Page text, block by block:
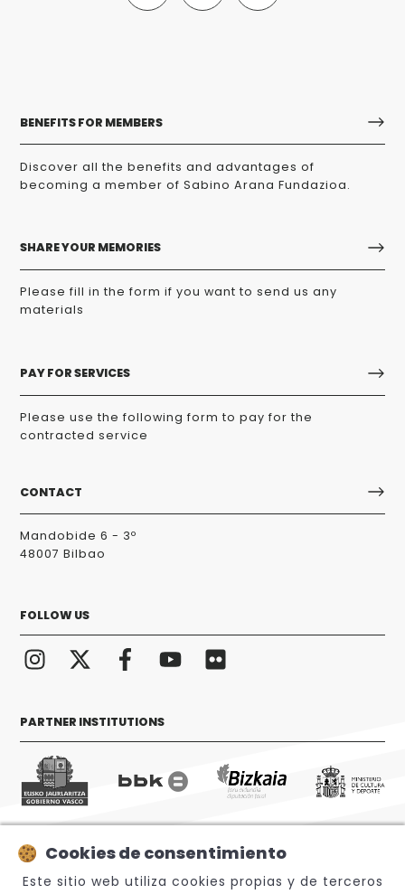
BENEFITS FOR MEMBERS
Discover all the benefits and advantages of
becoming a member of Sabino Arana Fundazioa.
SHARE YOUR MEMORIES
Please fill in the form if you want to send us any
materials
PAY FOR SERVICES
Please use the following form to pay for the
contracted service
CONTACT
Mandobide 6 - 3º
48007 Bilbao
FOLLOW US
PARTNER INSTITUTIONS
© 2026 Sabino Arana Fundazioa
Cookies de consentimiento
Este sitio web utiliza cookies propias y de terceros